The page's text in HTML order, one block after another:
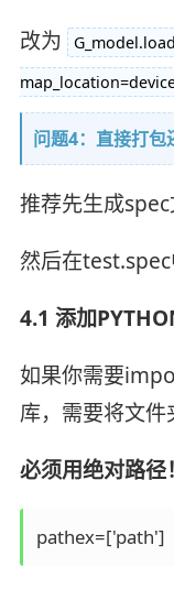
改为
问题4：直接打包
推荐先生成
然后在test.spec
4.1 添加
如果你需要
库，需要将文
必须用绝对路径
pathex=['path']